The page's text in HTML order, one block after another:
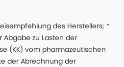
des Herstellers; *
Abgabe zu Lasten der
(KK) vom pharmazeutischen
der Abrechnung der